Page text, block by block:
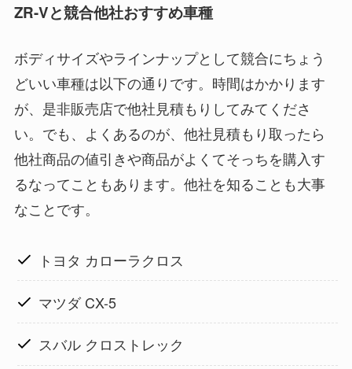
ZR-Vと競合他社おすすめ車種
ボディサイズやラインナップとして競合にちょう
どいい車種は以下の通りです。時間はかかります
が、是非販売店で他社見積もりしてみてくださ
い。でも、よくあるのが、他社見積もり取ったら
他社商品の値引きや商品がよくてそっちを購入す
るなってこともあります。他社を知ることも大事
なことです。
トヨタ カローラクロス
マツダ CX-5
スバル クロストレック